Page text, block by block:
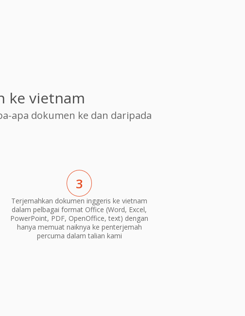
ke vietnam
apa dokumen ke dan daripada
3
Terjemahkan dokumen inggeris ke vietnam
dalam pelbagai format Office (Word, Excel,
PowerPoint, PDF, OpenOffice, text) dengan
hanya memuat naiknya ke penterjemah
percuma dalam talian kami